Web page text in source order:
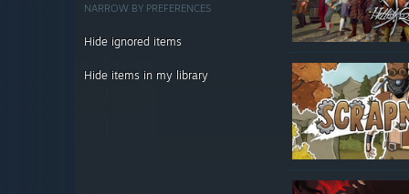
NARROW BY PREFERENCES
Hide ignored items
Hide items in my library